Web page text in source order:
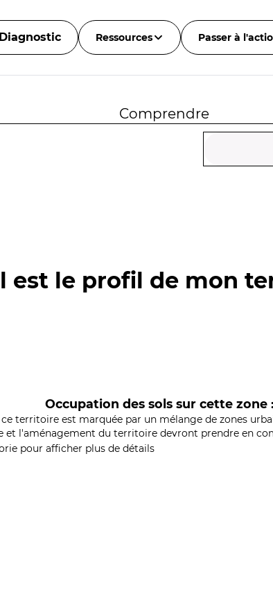
Diagnostic Ressources Passer à
Comprendre
est le profil de mon
Occupation des sols sur cette zone :
territoire est marquée par un mélange de zones
et l'aménagement du territoire devront prendre en
pour afficher plus de détails